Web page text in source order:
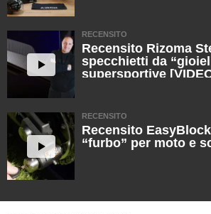
RECENSITO
Recensito Rizoma
specchietti da
supersportive
RECENSITO
Recensito
“furbo” per moto e